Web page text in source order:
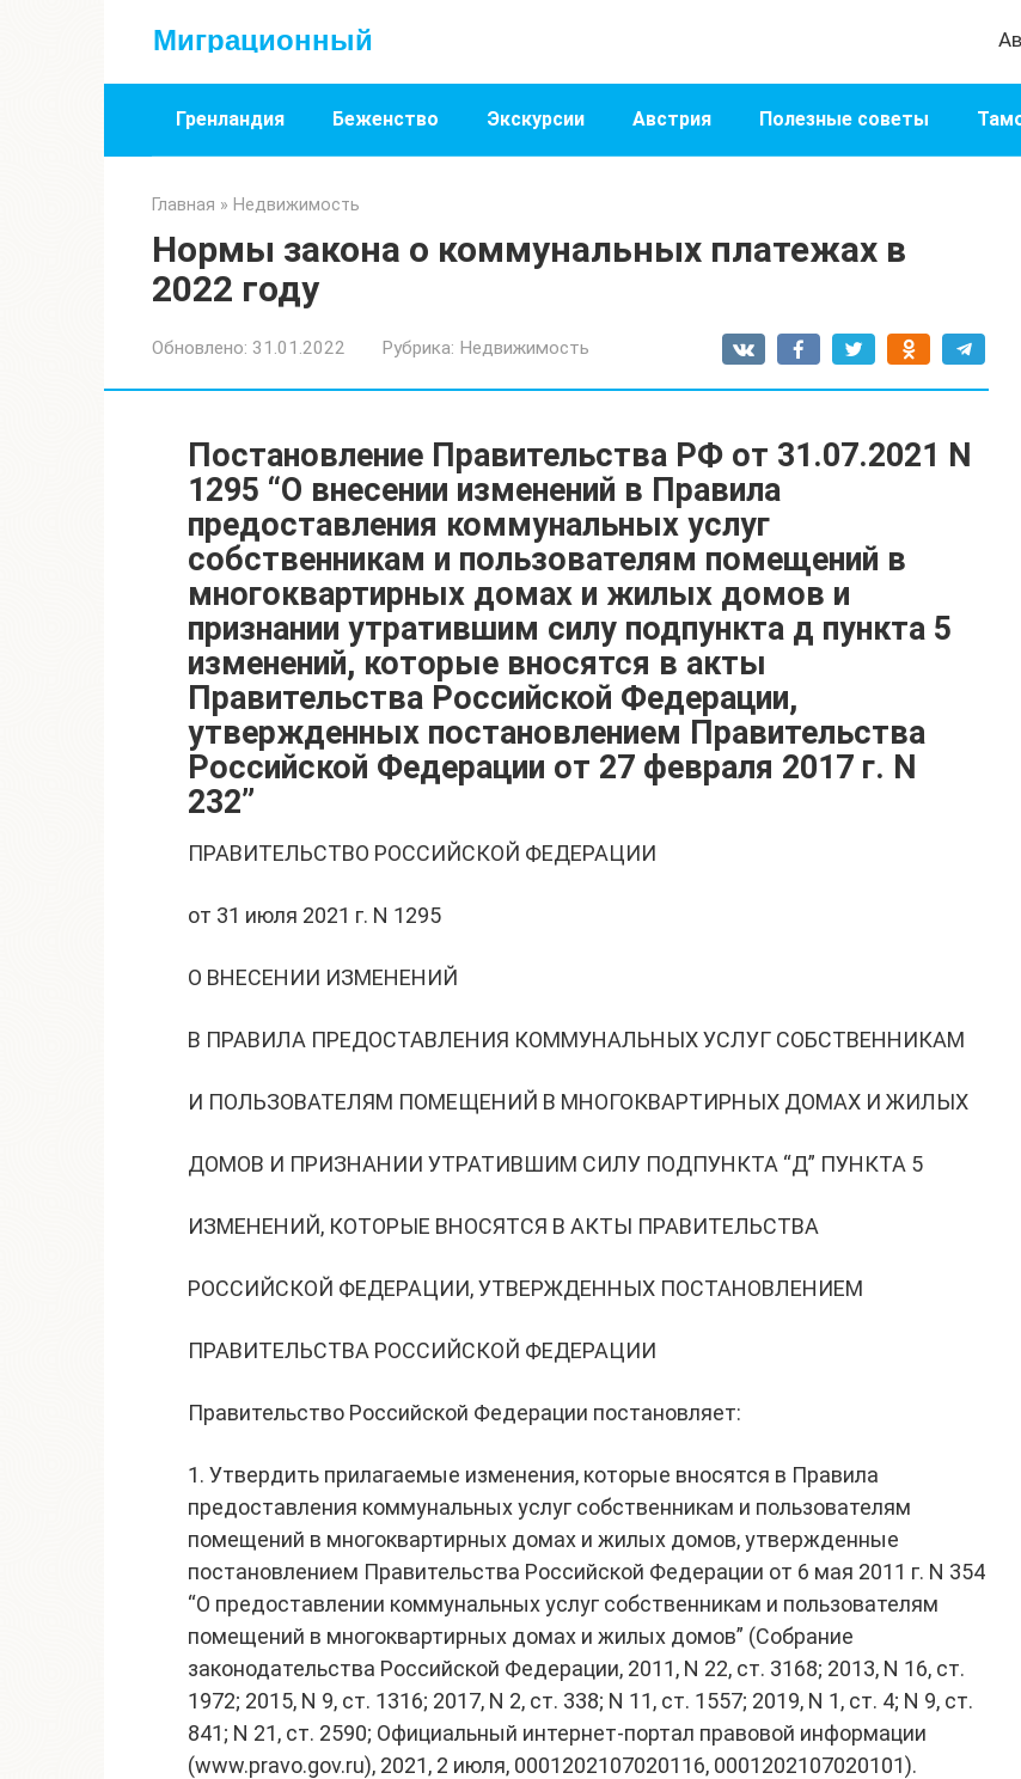
Миграционный
Гренландия Беженство Экскурсии Австрия Полезные советы
Главная » Недвижимость
Нормы закона о коммунальных платежах в
2022 году
Обновлено: 31.01.2022 Рубрика: Недвижимость
Постановление Правительства РФ от 31.07.2021 N
1295 “О внесении изменений в Правила
предоставления коммунальных услуг
собственникам и пользователям помещений в
многоквартирных домах и жилых домов и
признании утратившим силу подпункта д пункта 5
изменений, которые вносятся в акты
Правительства Российской Федерации,
утвержденных постановлением Правительства
Российской Федерации от 27 февраля 2017 г. N
232”
ПРАВИТЕЛЬСТВО РОССИЙСКОЙ ФЕДЕРАЦИИ
от 31 июля 2021 г. N 1295
О ВНЕСЕНИИ ИЗМЕНЕНИЙ
В ПРАВИЛА ПРЕДОСТАВЛЕНИЯ КОММУНАЛЬНЫХ УСЛУГ СОБСТВЕННИКАМ
И ПОЛЬЗОВАТЕЛЯМ ПОМЕЩЕНИЙ В МНОГОКВАРТИРНЫХ ДОМАХ И ЖИЛЫХ
ДОМОВ И ПРИЗНАНИИ УТРАТИВШИМ СИЛУ ПОДПУНКТА “Д” ПУНКТА 5
ИЗМЕНЕНИЙ, КОТОРЫЕ ВНОСЯТСЯ В АКТЫ ПРАВИТЕЛЬСТВА
РОССИЙСКОЙ ФЕДЕРАЦИИ, УТВЕРЖДЕННЫХ ПОСТАНОВЛЕНИЕМ
ПРАВИТЕЛЬСТВА РОССИЙСКОЙ ФЕДЕРАЦИИ
Правительство Российской Федерации постановляет:
1. Утвердить прилагаемые изменения, которые вносятся в Правила
предоставления коммунальных услуг собственникам и пользователям
помещений в многоквартирных домах и жилых домов, утвержденные
постановлением Правительства Российской Федерации от 6 мая 2011 г. N 354
“О предоставлении коммунальных услуг собственникам и пользователям
помещений в многоквартирных домах и жилых домов” (Собрание
законодательства Российской Федерации, 2011, N 22, ст. 3168; 2013, N 16, ст.
1972; 2015, N 9, ст. 1316; 2017, N 2, ст. 338; N 11, ст. 1557; 2019, N 1, ст. 4; N 9, ст.
841; N 21, ст. 2590; Официальный интернет-портал правовой информации
(www.pravo.gov.ru), 2021, 2 июля, 0001202107020116, 0001202107020101).